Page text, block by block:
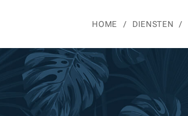
HOME DIENSTEN